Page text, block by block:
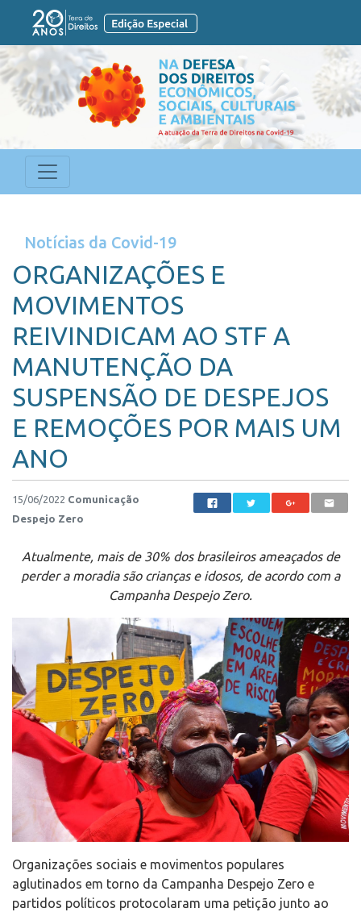
Anterior
Próximo
Notícias da Covid-19
ORGANIZAÇÕES E
MOVIMENTOS
REIVINDICAM AO STF A
MANUTENÇÃO DA
SUSPENSÃO DE DESPEJOS
E REMOÇÕES POR MAIS UM
ANO
15/06/2022 Comunicação
Despejo Zero
Atualmente, mais de 30% dos brasileiros ameaçados de
perder a moradia são crianças e idosos, de acordo com a
Campanha Despejo Zero.
Organizações sociais e movimentos populares
aglutinados em torno da Campanha Despejo Zero e
partidos políticos protocolaram uma petição junto ao